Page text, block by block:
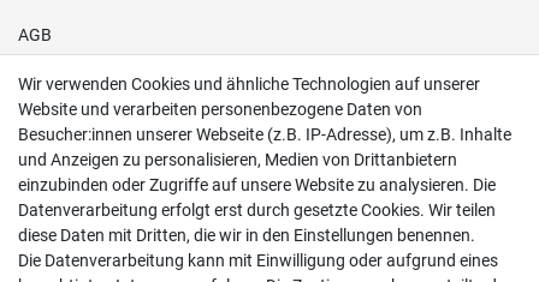
AGB
Shop
Kontakt
Versand & Zahlung
Widerrufs­recht
Wir verwenden Cookies und ähnliche Technologien auf unserer
Website und verarbeiten personenbezogene Daten von
Besucher:innen unserer Webseite (z.B. IP-Adresse), um z.B. Inhalte
und Anzeigen zu personalisieren, Medien von Drittanbietern
einzubinden oder Zugriffe auf unsere Website zu analysieren. Die
Datenverarbeitung erfolgt erst durch gesetzte Cookies. Wir teilen
diese Daten mit Dritten, die wir in den Einstellungen benennen.
Die Datenverarbeitung kann mit Einwilligung oder aufgrund eines